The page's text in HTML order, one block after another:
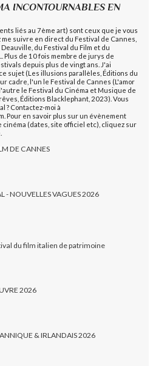
INCONTOURNABLES EN
liés au 7ème art) sont ceux que je vous
suivre en direct du Festival de Cannes,
du Festival du Film et du
Plus de 10 fois membre de jurys de
depuis plus de vingt ans. J'ai
sujet (Les illusions parallèles, Éditions du
cadre, l'un le Festival de Cannes (L'amor
le Festival du Cinéma et Musique de
Éditions Blacklephant, 2023). Vous
? Contactez-moi à
Pour en savoir plus sur un évènement
(dates, site officiel etc), cliquez sur
DE CANNES
- NOUVELLES VAGUES 2026
du film italien de patrimoine
2026
& IRLANDAIS 2026